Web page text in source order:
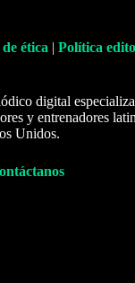
ética | Política
digital
y entrenadores
Unidos.